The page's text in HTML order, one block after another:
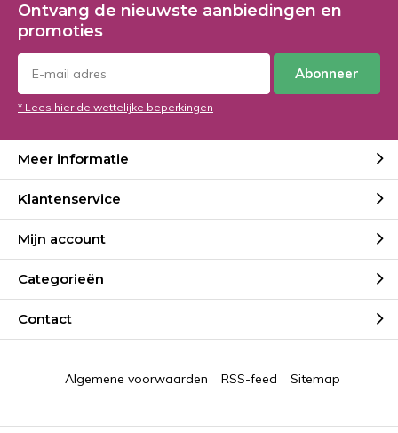
Ontvang de nieuwste aanbiedingen en
promoties
Abonneer
* Lees hier de wettelijke beperkingen
Meer informatie
Klantenservice
Mijn account
Categorieën
Contact
Algemene voorwaarden RSS-feed Sitemap